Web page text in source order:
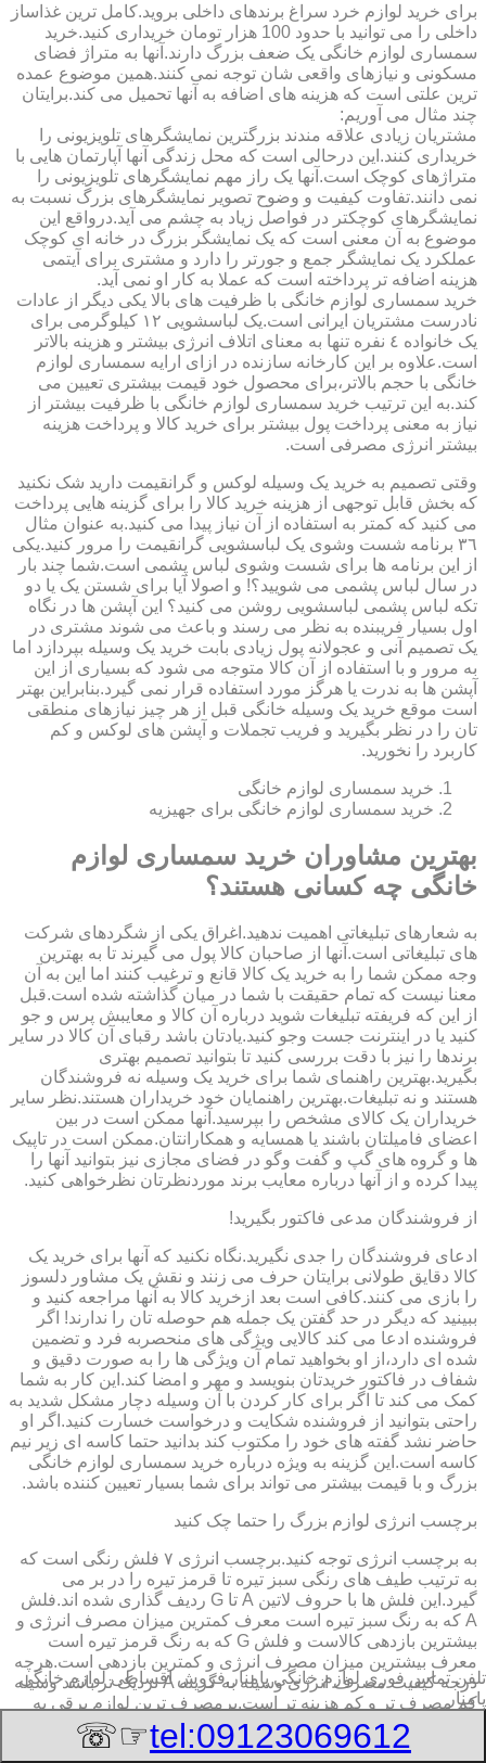
برای خرید لوازم خرد سراغ برندهای داخلی بروید.کامل ترین غذاساز
داخلی را می توانید با حدود 100 هزار تومان خریداری کنید.خرید
سمساری لوازم خانگی یک ضعف بزرگ دارند.آنها به متراژ فضای
مسکونی و نیازهای واقعی شان توجه نمی کنند.همین موضوع عمده
ترین علتی است که هزینه های اضافه به آنها تحمیل می کند.برایتان
چند مثال می آوریم:
مشتریان زیادی علاقه مندند بزرگترین نمایشگرهای تلویزیونی را
خریداری کنند.این درحالی است که محل زندگی آنها آپارتمان هایی با
متراژهای کوچک است.آنها یک راز مهم نمایشگرهای تلویزیونی را
نمی دانند.تفاوت کیفیت و وضوح تصویر نمایشگرهای بزرگ نسبت به
نمایشگرهای کوچکتر در فواصل زیاد به چشم می آید.درواقع این
موضوع به آن معنی است که یک نمایشگر بزرگ در خانه ای کوچک
عملکرد یک نمایشگر جمع و جورتر را دارد و مشتری برای آیتمی
هزینه اضافه تر پرداخته است که عملا به کار او نمی آید.
خرید سمساری لوازم خانگی با ظرفیت های بالا یکی دیگر از عادات
نادرست مشتریان ایرانی است.یک لباسشویی ١٢ کیلوگرمی برای
یک خانواده ٤ نفره تنها به معنای اتلاف انرژی بیشتر و هزینه بالاتر
است.علاوه بر این کارخانه سازنده در ازای ارایه سمساری لوازم
خانگی با حجم بالاتر،برای محصول خود قیمت بیشتری تعیین می
کند.به این ترتیب خرید سمساری لوازم خانگی با ظرفیت بیشتر از
نیاز به معنی پرداخت پول بیشتر برای خرید کالا و پرداخت هزینه
بیشتر انرژی مصرفی است.
وقتی تصمیم به خرید یک وسیله لوکس و گرانقیمت دارید شک نکنید
که بخش قابل توجهی از هزینه خرید کالا را برای گزینه هایی پرداخت
می کنید که کمتر به استفاده از آن نیاز پیدا می کنید.به عنوان مثال
٣٦ برنامه شست وشوی یک لباسشویی گرانقیمت را مرور کنید.یکی
از این برنامه ها برای شست وشوی لباس پشمی است.شما چند بار
در سال لباس پشمی می شویید؟! و اصولا آیا برای شستن یک یا دو
تکه لباس پشمی لباسشویی روشن می کنید؟ این آپشن ها در نگاه
اول بسیار فریبنده به نظر می رسند و باعث می شوند مشتری در
یک تصمیم آنی و عجولانه پول زیادی بابت خرید یک وسیله بپردازد اما
به مرور و با استفاده از آن کالا متوجه می شود که بسیاری از این
آپشن ها به ندرت یا هرگز مورد استفاده قرار نمی گیرد.بنابراین بهتر
است موقع خرید یک وسیله خانگی قبل از هر چیز نیازهای منطقی
تان را در نظر بگیرید و فریب تجملات و آپشن های لوکس و کم
کاربرد را نخورید.
خرید سمساری لوازم خانگی
خرید سمساری لوازم خانگی برای جهیزیه
بهترین مشاوران خرید سمساری لوازم
خانگی چه کسانی هستند؟
به شعارهای تبلیغاتی اهمیت ندهید.اغراق یکی از شگردهای شرکت
های تبلیغاتی است.آنها از صاحبان کالا پول می گیرند تا به بهترین
وجه ممکن شما را به خرید یک کالا قانع و ترغیب کنند اما این به آن
معنا نیست که تمام حقیقت با شما در میان گذاشته شده است.قبل
از این که فریفته تبلیغات شوید درباره آن کالا و معایبش پرس و جو
کنید یا در اینترنت جست وجو کنید.یادتان باشد رقبای آن کالا در سایر
برندها را نیز با دقت بررسی کنید تا بتوانید تصمیم بهتری
بگیرید.بهترین راهنمای شما برای خرید یک وسیله نه فروشندگان
هستند و نه تبلیغات.بهترین راهنمایان خود خریداران هستند.نظر سایر
خریداران یک کالای مشخص را بپرسید.آنها ممکن است در بین
اعضای فامیلتان باشند یا همسایه و همکارانتان.ممکن است در تاپیک
ها و گروه های گپ و گفت وگو در فضای مجازی نیز بتوانید آنها را
پیدا کرده و از آنها درباره معایب برند موردنظرتان نظرخواهی کنید.
از فروشندگان مدعی فاکتور بگیرید!
ادعای فروشندگان را جدی نگیرید.نگاه نکنید که آنها برای خرید یک
کالا دقایق طولانی برایتان حرف می زنند و نقش یک مشاور دلسوز
را بازی می کنند.کافی است بعد ازخرید کالا به آنها مراجعه کنید و
ببینید که دیگر در حد گفتن یک جمله هم حوصله تان را ندارند! اگر
فروشنده ادعا می کند کالایی ویژگی های منحصربه فرد و تضمین
شده ای دارد،از او بخواهید تمام آن ویژگی ها را به صورت دقیق و
شفاف در فاکتور خریدتان بنویسد و مهر و امضا کند.این کار به شما
کمک می کند تا اگر برای کار کردن با آن وسیله دچار مشکل شدید به
راحتی بتوانید از فروشنده شکایت و درخواست خسارت کنید.اگر او
حاضر نشد گفته های خود را مکتوب کند بدانید حتما کاسه ای زیر نیم
کاسه است.این گزینه به ویژه درباره خرید سمساری لوازم خانگی
بزرگ و با قیمت بیشتر می تواند برای شما بسیار تعیین کننده باشد.
برچسب انرژی لوازم بزرگ را حتما چک کنید
به برچسب انرژی توجه کنید.برچسب انرژی ٧ فلش رنگی است که
به ترتیب طیف های رنگی سبز تیره تا قرمز تیره را در بر می
گیرد.این فلش ها با حروف لاتین A تا G ردیف گذاری شده اند.فلش
A که به رنگ سبز تیره است معرف کمترین میزان مصرف انرژی و
بیشترین بازدهی کالاست و فلش G که به رنگ قرمز تیره است
معرف بیشترین میزان مصرف انرژی و کمترین بازدهی است.هرچه
درجه کیفیت مصرف انرژی وسیله به گزینه A نزدیک تر باشد وسیله
کم مصرف تر و کم هزینه تر است.پرمصرف ترین لوازم برقی به
ترتیب یخچال،ماشین لباسشویی،فریزر و ماشین ظرفشویی
است.دقت به برچسب انرژی برای این وسایل اهمیت بیشتری دارد.
تلفن تماس فوری لوازم خانگی پامنار,فروش اقساطی لوازم خانگی
پامنار
tel:09123069612
☞☏